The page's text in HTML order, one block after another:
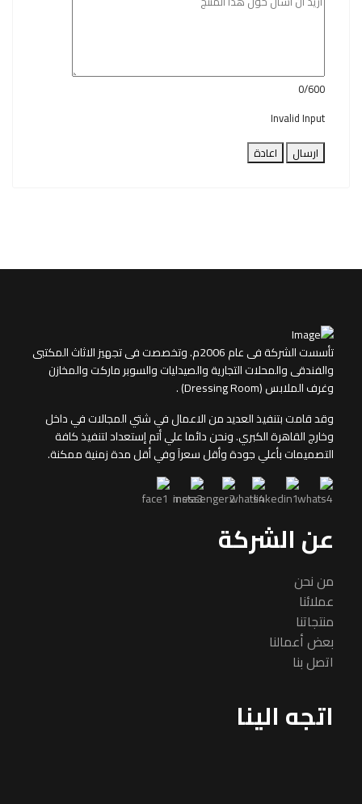
0/600
Invalid Input
ارسال
اعادة
تأسست الشركة فى عام 2006م. وتخصصت فى تجهيز الاثاث المكتبى
والفندقى والمحلات التجارية والصيدليات والسوبر ماركت والمخازن
وغرف الملابس (Dressing Room) .
وقد قامت بتنفيذ العديد من الاعمال في شتي المجالات في داخل
وخارج القاهرة الكبري. ونحن دائما علي أتم إستعداد لتنفيذ كافة
التصميمات بأعلي جودة وأقل سعرآ وفي أقل مدة زمنية ممكنة.
عن الشركة
من نحن
عملائنا
منتجاتنا
بعض أعمالنا
اتصل بنا
اتجه الينا